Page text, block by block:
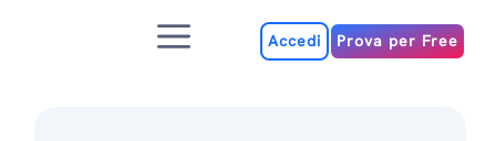
MenuAccedi Prova per Free